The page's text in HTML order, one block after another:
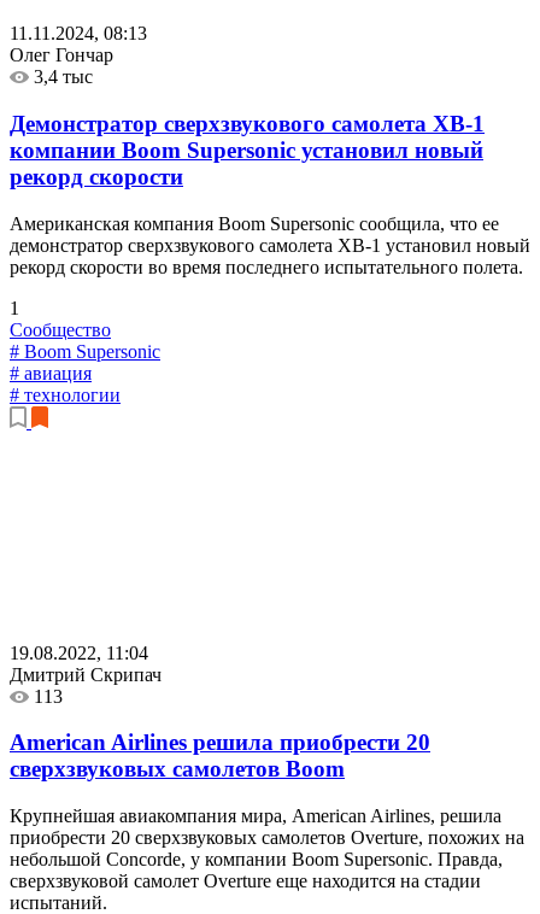
11.11.2024, 08:13
Олег Гончар
3,4 тыс
Демонстратор сверхзвукового самолета XB-1
компании Boom Supersonic установил новый
рекорд скорости
Американская компания Boom Supersonic сообщила, что ее
демонстратор сверхзвукового самолета XB-1 установил новый
рекорд скорости во время последнего испытательного полета.
1
Сообщество
# Boom Supersonic
# авиация
# технологии
19.08.2022, 11:04
Дмитрий Скрипач
113
American Airlines решила приобрести 20
сверхзвуковых самолетов Boom
Крупнейшая авиакомпания мира, American Airlines, решила
приобрести 20 сверхзвуковых самолетов Overture, похожих на
небольшой Concorde, у компании Boom Supersonic. Правда,
сверхзвуковой самолет Overture еще находится на стадии
испытаний.